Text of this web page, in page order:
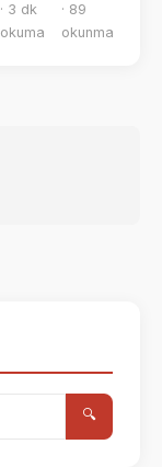
· 3 dk
okuma
· 89
okunma
🔍